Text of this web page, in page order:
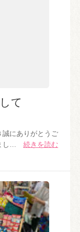
て
誠にありがとうご
し… 続きを読む